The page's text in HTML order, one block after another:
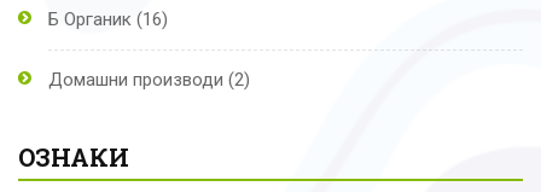
Б Органик 1616
продукти
Домашни производи 22
ОЗНАКИ